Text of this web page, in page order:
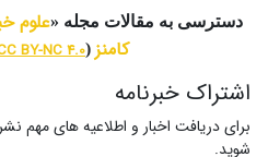
دسترسی به مقالات مجله «علوم
کامنز (
BY-NC 4.0
اشتراک خبرنامه
برای دریافت اخبار و اطلاعیه های مهم
شوید.